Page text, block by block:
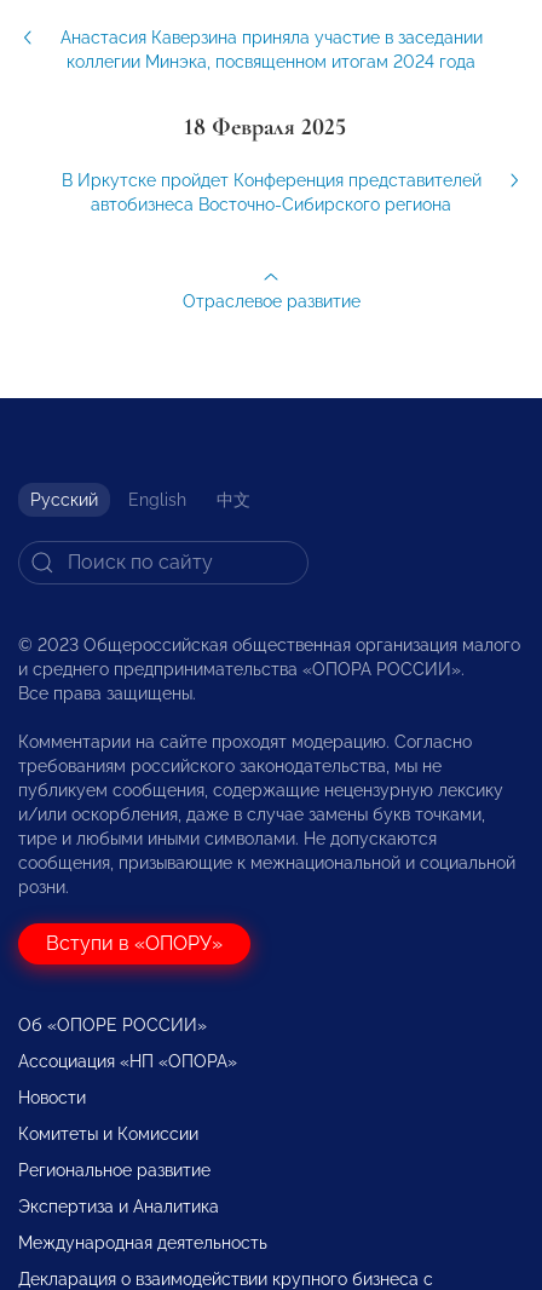
Анастасия Каверзина приняла участие в заседании
коллегии Минэка, посвященном итогам 2024 года
18 Февраля 2025
В Иркутске пройдет Конференция представителей
автобизнеса Восточно-Сибирского региона
Отраслевое развитие
Русский English 中文
© 2023 Общероссийская общественная организация малого
и среднего предпринимательства «ОПОРА РОССИИ».
Все права защищены.
Комментарии на сайте проходят модерацию. Согласно
требованиям российского законодательства, мы не
публикуем сообщения, содержащие нецензурную лексику
и/или оскорбления, даже в случае замены букв точками,
тире и любыми иными символами. Не допускаются
сообщения, призывающие к межнациональной и социальной
розни.
Вступи в «ОПОРУ»
Об «ОПОРЕ РОССИИ»
Ассоциация «НП «ОПОРА»
Новости
Комитеты и Комиссии
Региональное развитие
Экспертиза и Аналитика
Международная деятельность
Декларация о взаимодействии крупного бизнеса с